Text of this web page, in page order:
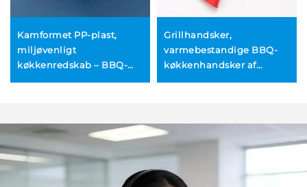
Kamformet PP-plast,
miljøvenligt
køkkenredskab – BBQ-
diskemaskine- og fryser-
sikker ske til
Grillhandsker,
varmebestandige BBQ-
køkkenhandsker af
pande til barbecue